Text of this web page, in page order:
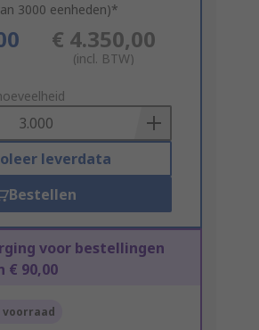
3000 eenheden)*
€ 4.350,00
(incl. BTW)
leverdata
Bestellen
voor bestellingen
€ 90,00